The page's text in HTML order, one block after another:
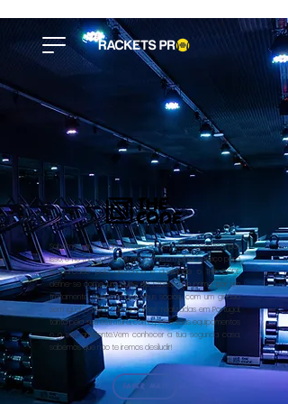
Sabemos, que cada um tem o seu código genético, por
isso, é no THE CODE que encontras o melhor serviço para
ti, marcado pela diferença e qualidade o THE CODE
define-se como um clube de Fitness que prima por um
tratamento exclusivo dos seus sócios, com um ginásio
sem igual e aulas nunca dantes realizadas em Portugal,
tanto pela sua estrutura, como pelos seus equipamentos
e o seu ambiente.Vem conhecer a tua segunda casa,
sabemos que não te iremos desiludir!
SABER MAIS